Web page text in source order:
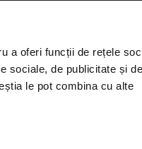
a oferi funcții de rețele
sociale, de publicitate și de
le pot combina cu alte